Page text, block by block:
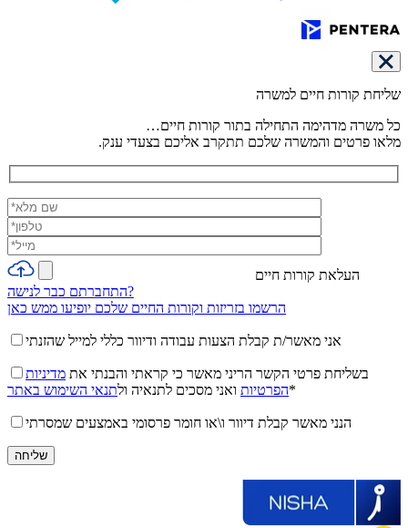
שליחת קורות חיים למשרה
כל משרה מדהימה התחילה בתור קורות חיים…
מלאו פרטים והמשרה שלכם תתקרב אליכם בצעדי ענק.
העלאת קורות חיים
התחברתם כבר לנישה?
הרשמו בזריזות וקורות החיים שלכם יופיעו ממש כאן
אני מאשר/ת קבלת הצעות עבודה ודיוור כללי למייל שהזנתי
בשליחת פרטי הקשר הריני מאשר כי קראתי והבנתי את מדיניות
הפרטיות ואני מסכים לתנאיה ולתנאי השימוש באתר *
הנני מאשר קבלת דיוור ו\או חומר פרסומי באמצעים שמסרתי